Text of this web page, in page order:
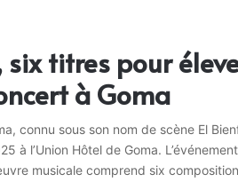
titres pour
à Goma
connu sous son nom de scène El
à l’Union Hôtel de Goma.
musicale comprend six